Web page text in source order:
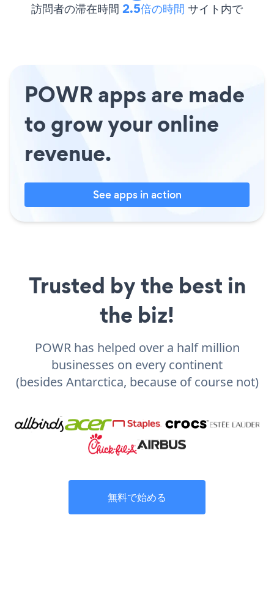
訪問者の滞在時間 2.5倍の時間 サイト内で
POWR apps are made
to grow your online
revenue.
See apps in action
Trusted by the best in
the biz!
POWR has helped over a half million
businesses on every continent
(besides Antarctica, because of course not)
無料で始める